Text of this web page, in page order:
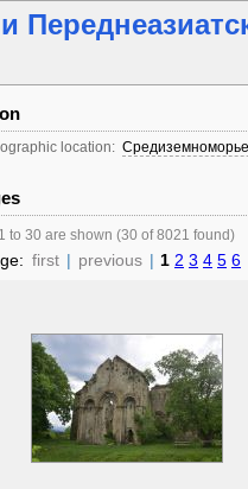
location:
to 30 are shown (30 of 8021 found)
first | previous | 1 2 3 4 5 6